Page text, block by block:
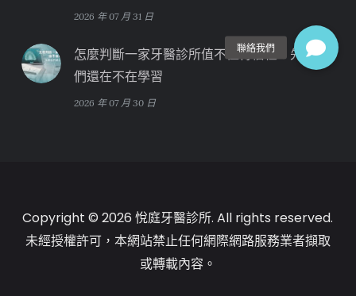
2026 年 07 月 31 日
怎麼判斷一家牙醫診所值不值得信任？先看他
們還在不在學習
2026 年 07 月 30 日
Copyright © 2026 悅庭牙醫診所. All rights reserved.
未經授權許可，本網站禁止任何網際網路服務業者擷取
或轉載內容。